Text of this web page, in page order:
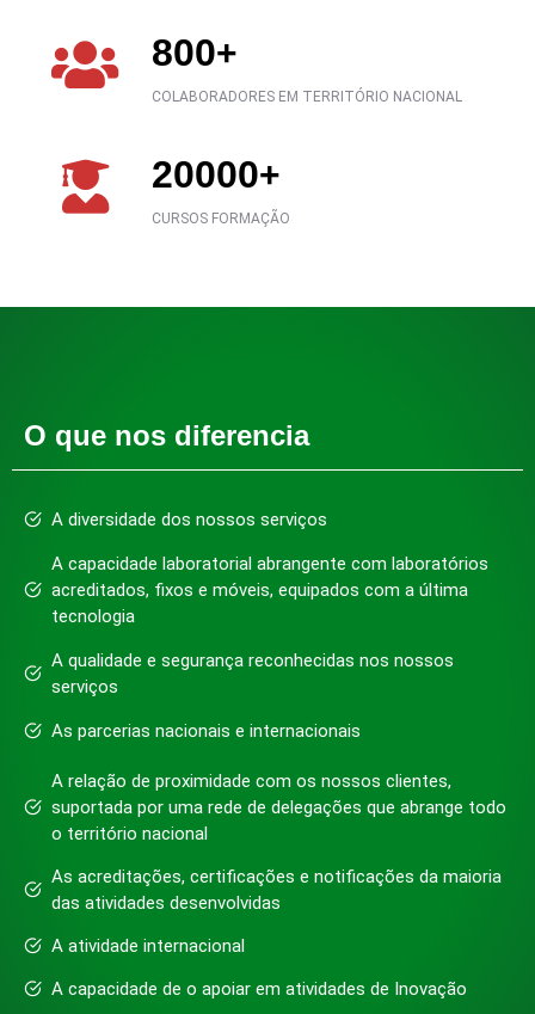
800+
COLABORADORES EM TERRITÓRIO NACIONAL
20000+
CURSOS FORMAÇÃO
O que nos diferencia
A diversidade dos nossos serviços
A capacidade laboratorial abrangente com laboratórios
acreditados, fixos e móveis, equipados com a última
tecnologia
A qualidade e segurança reconhecidas nos nossos
serviços
As parcerias nacionais e internacionais
A relação de proximidade com os nossos clientes,
suportada por uma rede de delegações que abrange todo
o território nacional
As acreditações, certificações e notificações da maioria
das atividades desenvolvidas
A atividade internacional
A capacidade de o apoiar em atividades de Inovação